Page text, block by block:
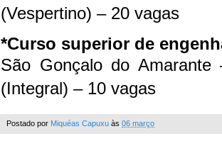
(Vespertino) – 20 vagas
*Curso superior de
São Gonçalo do Amarante
(Integral) – 10 vagas
Postado por Miquéas Capuxu às 06 março